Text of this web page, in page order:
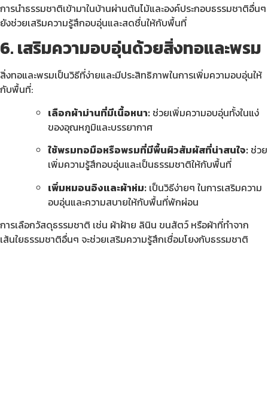
การนำธรรมชาติเข้ามาในบ้านผ่านต้นไม้และองค์ประกอบธรรมชาติอื่นๆ
ยังช่วยเสริมความรู้สึกอบอุ่นและสดชื่นให้กับพื้นที่
6. เสริมความอบอุ่นด้วยสิ่งทอและพรม
สิ่งทอและพรมเป็นวิธีที่ง่ายและมีประสิทธิภาพในการเพิ่มความอบอุ่นให้
กับพื้นที่:
เลือกผ้าม่านที่มีเนื้อหนา: ช่วยเพิ่มความอบอุ่นทั้งในแง่
ของอุณหภูมิและบรรยากาศ
ใช้พรมทอมือหรือพรมที่มีพื้นผิวสัมผัสที่น่าสนใจ: ช่วย
เพิ่มความรู้สึกอบอุ่นและเป็นธรรมชาติให้กับพื้นที่
เพิ่มหมอนอิงและผ้าห่ม: เป็นวิธีง่ายๆ ในการเสริมความ
อบอุ่นและความสบายให้กับพื้นที่พักผ่อน
การเลือกวัสดุธรรมชาติ เช่น ผ้าฝ้าย ลินิน ขนสัตว์ หรือผ้าที่ทำจาก
เส้นใยธรรมชาติอื่นๆ จะช่วยเสริมความรู้สึกเชื่อมโยงกับธรรมชาติ